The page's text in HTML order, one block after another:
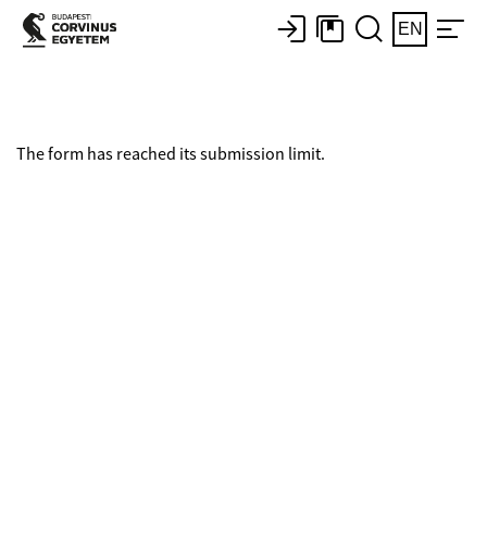
EN
The form has reached its submission limit.